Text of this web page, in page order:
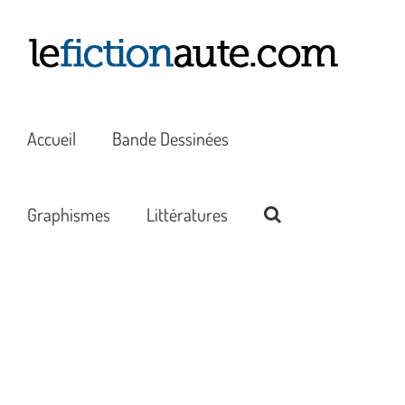
contenu
Accueil Bande Dessinées
Graphismes Littératures